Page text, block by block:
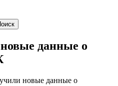
данные о
новые данные о